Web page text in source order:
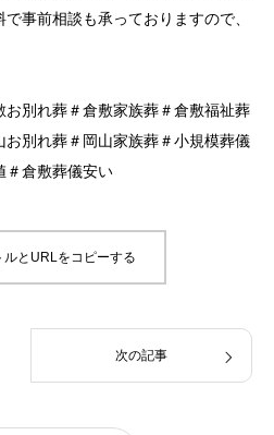
事前相談も承っておりますので、
お別れ葬＃倉敷家族葬＃倉敷福祉葬
お別れ葬＃岡山家族葬＃小規模葬儀
＃倉敷葬儀安い
ルとURLをコピーする
次の記事